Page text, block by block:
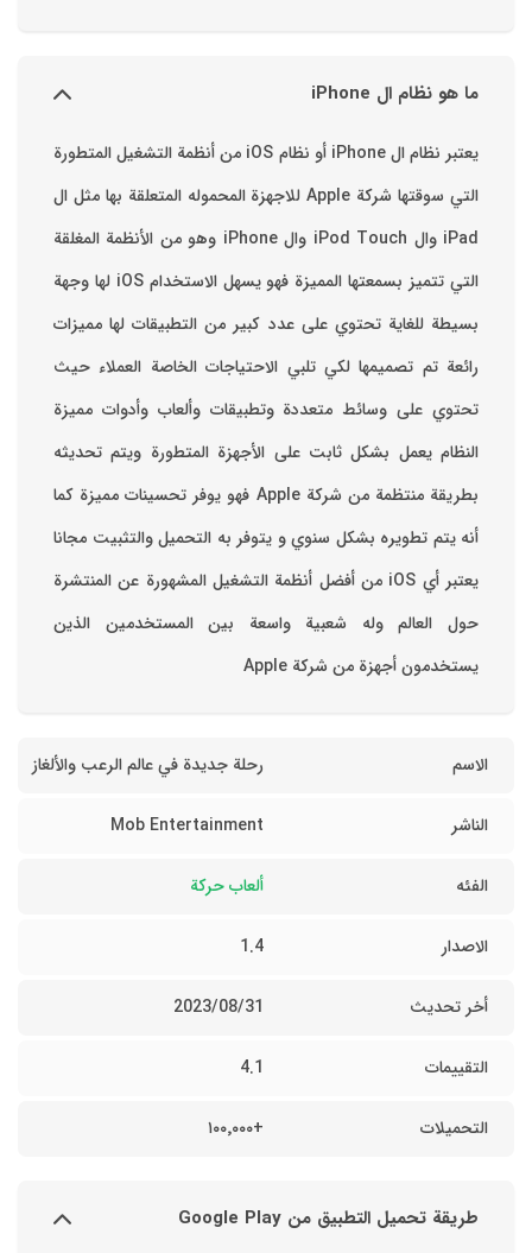
ما هو نظام ال iPhone
يعتبر نظام ال iPhone أو نظام iOS من أنظمة التشغيل المتطورة
التي سوقتها شركة Apple للاجهزة المحموله المتعلقة بها مثل ال
iPad وال iPod Touch وال iPhone وهو من الأنظمة المغلقة
التي تتميز بسمعتها المميزة فهو يسهل الاستخدام ‏iOS لها وجهة
بسيطة للغاية تحتوي على عدد كبير من التطبيقات لها مميزات
رائعة تم تصميمها لكي تلبي الاحتياجات الخاصة العملاء حيث
تحتوي على وسائط متعددة وتطبيقات وألعاب وأدوات مميزة
‏النظام يعمل بشكل ثابت على الأجهزة المتطورة ويتم تحديثه
بطريقة منتظمة من شركة Apple فهو يوفر تحسينات مميزة كما
أنه يتم تطويره بشكل سنوي و يتوفر به التحميل والتثبيت مجانا
‏يعتبر أي iOS من أفضل أنظمة التشغيل المشهورة عن المنتشرة
حول العالم وله شعبية واسعة بين المستخدمين الذين
يستخدمون أجهزة من شركة Apple
الاسم رحلة جديدة في عالم الرعب والألغاز
الناشر Mob Entertainment
الفئه ألعاب حركة
الاصدار 1.4
أخر تحديث 31‏/08‏/2023
التقييمات 4.1
التحميلات +١٠٠٬٠٠٠
طريقة تحميل التطبيق من Google Play